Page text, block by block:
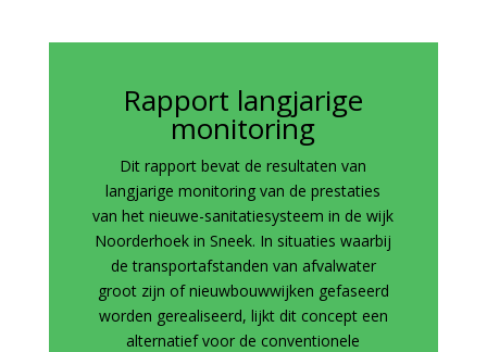
Rapport langjarige
monitoring
Dit rapport bevat de resultaten van
langjarige monitoring van de prestaties
van het nieuwe-sanitatiesysteem in de wijk
Noorderhoek in Sneek. In situaties waarbij
de transportafstanden van afvalwater
groot zijn of nieuwbouwwijken gefaseerd
worden gerealiseerd, lijkt dit concept een
alternatief voor de conventionele